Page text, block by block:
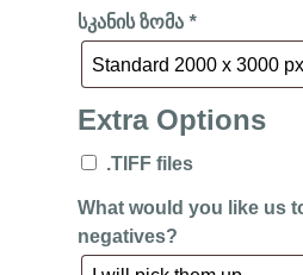
სკანის ზომა *
Extra Options
.TIFF files
What would you like us
negatives?